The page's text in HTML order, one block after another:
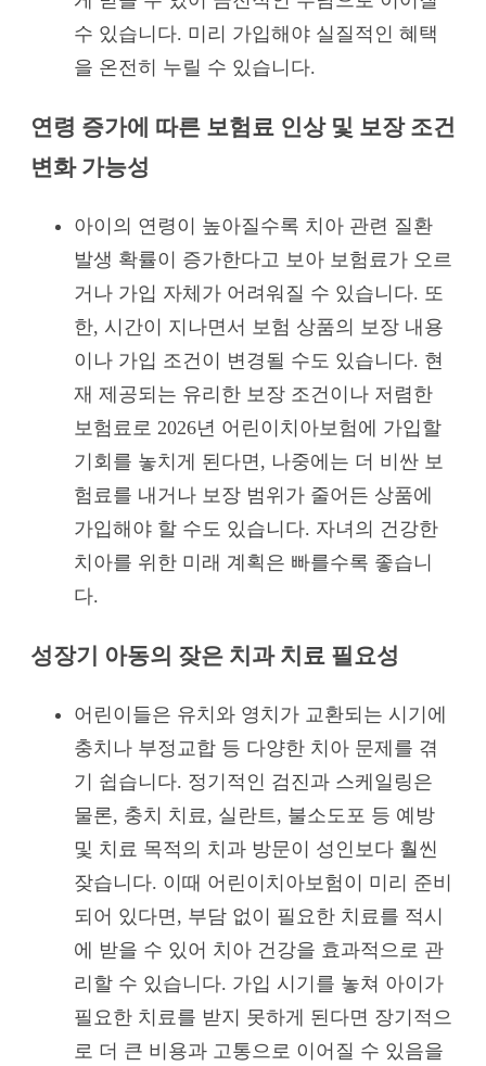
수 있습니다. 미리 가입해야 실질적인 혜택
을 온전히 누릴 수 있습니다.
연령 증가에 따른 보험료 인상 및 보장 조건
변화 가능성
아이의 연령이 높아질수록 치아 관련 질환
발생 확률이 증가한다고 보아 보험료가 오르
거나 가입 자체가 어려워질 수 있습니다. 또
한, 시간이 지나면서 보험 상품의 보장 내용
이나 가입 조건이 변경될 수도 있습니다. 현
재 제공되는 유리한 보장 조건이나 저렴한
보험료로 2026년 어린이치아보험에 가입할
기회를 놓치게 된다면, 나중에는 더 비싼 보
험료를 내거나 보장 범위가 줄어든 상품에
가입해야 할 수도 있습니다. 자녀의 건강한
치아를 위한 미래 계획은 빠를수록 좋습니
다.
성장기 아동의 잦은 치과 치료 필요성
어린이들은 유치와 영치가 교환되는 시기에
충치나 부정교합 등 다양한 치아 문제를 겪
기 쉽습니다. 정기적인 검진과 스케일링은
물론, 충치 치료, 실란트, 불소도포 등 예방
및 치료 목적의 치과 방문이 성인보다 훨씬
잦습니다. 이때 어린이치아보험이 미리 준비
되어 있다면, 부담 없이 필요한 치료를 적시
에 받을 수 있어 치아 건강을 효과적으로 관
리할 수 있습니다. 가입 시기를 놓쳐 아이가
필요한 치료를 받지 못하게 된다면 장기적으
로 더 큰 비용과 고통으로 이어질 수 있음을